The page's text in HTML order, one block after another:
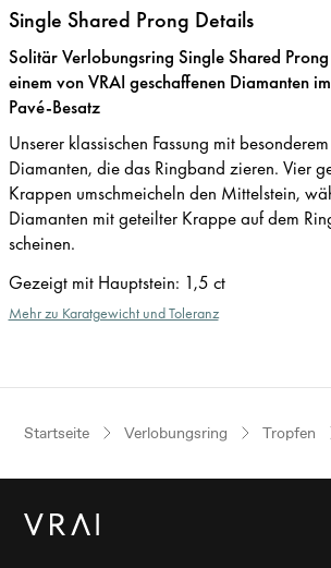
Single Shared Prong Details
Solitär Verlobungsring Single Shared
einem von VRAI geschaffenen Diamanten
Pavé-Besatz
Unserer klassischen Fassung mit
Diamanten, die das Ringband zieren. Vier
Krappen umschmeicheln den Mittelstein,
Diamanten mit geteilter Krappe auf dem
scheinen.
Gezeigt mit Hauptstein: 1,5 ct
Mehr zu Karatgewicht und Toleranz
Startseite Verlobungsring Tropfen